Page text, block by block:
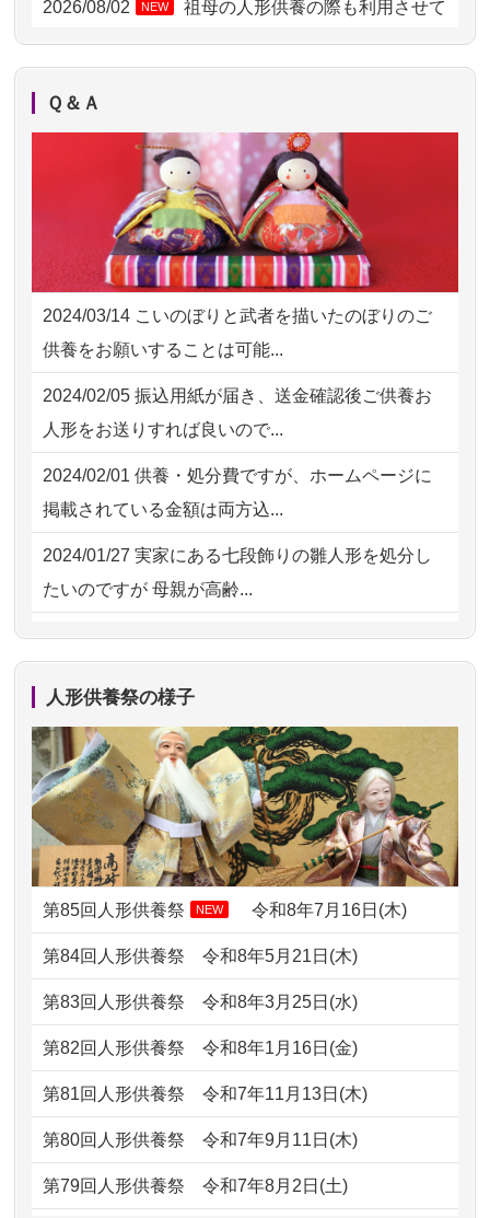
2026/07/31 10:29 京都市の方からお申込み
2026/07/31 08:41
2026/07/30 22:27 墨田区の方からお申込み
2026/07/30 17:02 神奈川の方からお申込み
2026/07/30 15:59 神奈川の方からお申込み
2026/07/30 08:46 東京都の方からお申込み
2026/07/29 15:08 神奈川の方からお申込み
2026/07/29 12:23 大阪府の方からお申込み
2026/08/02 NEW
祖母の人形供養の際も利用させて
いただき安心感がある
供養の内容（料金や送り方等）がとて
も丁寧に説...
2026/07/18つい先日も利用させていただきまし
た。 手続...
2026/07/18 大切にしていたお人形をきちんと供養
してくださ...
2026/07/15 子供の頃から可愛がってきた七段飾り
の雛人形で...
2026/07/15 お客様の声を読み、丁寧に供養してい
ただけそう...
2026/07/13 遠方からでもご依頼出来る点と申込ま
での方法が...
2026/07/10家から近かったので。
2026/07/08誰も住んでいない実家の片付けを始め
ました。 ...
2026/07/069年間自由が丘店を見守ってくれてあり
がとう。
2026/07/05しっかりとお人形たちの供養をしてい
ただけると...
2026/06/30 長年大事にしてきた雛人形です、供養
していただ...
2026/06/29ガラスケースのまま引き取ってくださ
子どもの頃、妹と一緒にお雛様を出し
ました。お...
Ｑ＆Ａ
2024/03/14 こいのぼりと武者を描いたのぼりのご
供養をお願いすることは可能...
2024/02/05 振込用紙が届き、送金確認後ご供養お
人形をお送りすれば良いので...
2024/02/01 供養・処分費ですが、ホームページに
掲載されている金額は両方込...
2024/01/27 実家にある七段飾りの雛人形を処分し
たいのですが 母親が高齢...
2024/01/13剥製の供養・処分をお願いできます
ですが？
2024/01/13お雛様のセットを供養・処分したいの
ですが、お雛様とお内裏様だ...
2024/01/13供養申込みの後、供養祭までお人形は
どうなってるのですか？
2024/01/13会社のようですが、きちんと供養して
供養が終わったお人形以外はどうして
るのですか？
人形供養祭の様子
第85回人形供養祭 NEW 令和8年7月16日(木)
第84回人形供養祭令和8年5月21日(木)
第83回人形供養祭令和8年3月25日(水)
第82回人形供養祭令和8年1月16日(金)
第81回人形供養祭令和7年11月13日(木)
第80回人形供養祭令和7年9月11日(木)
第79回人形供養祭令和7年8月2日(土)